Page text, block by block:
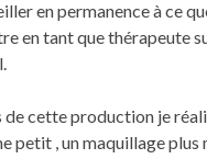
en permanence à ce
en tant que thérapeute
de cette production je
petit , un maquillage plus